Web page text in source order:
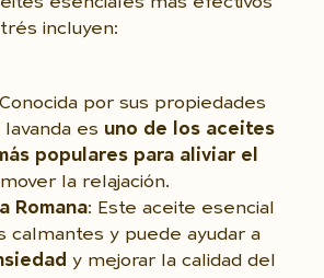
incluyen:
por sus propiedades
es uno de los aceites
populares para aliviar el
la relajación.
Romana: Este aceite esencial
calmantes y puede ayudar a
y mejorar la calidad del